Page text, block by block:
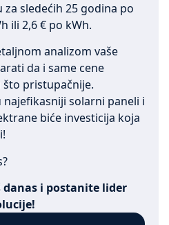
sledećih 25 godina po
ili 2,6 € po kWh.
analizom vaše
da i same cene
pristupačnije.
solarni paneli i
biće investicija koja
i postanite lider